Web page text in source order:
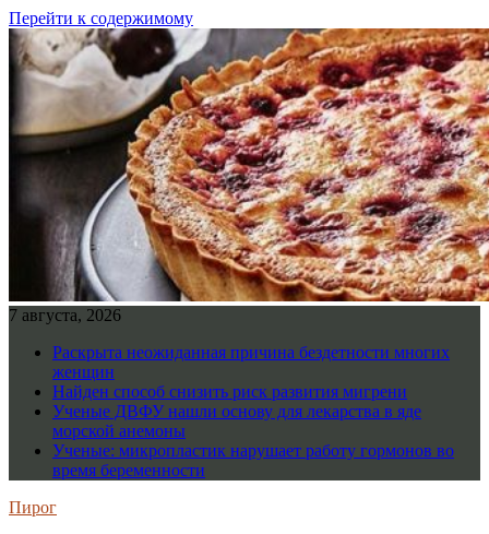
Перейти к содержимому
7 августа, 2026
Раскрыта неожиданная причина бездетности многих
женщин
Найден способ снизить риск развития мигрени
Ученые ДВФУ нашли основу для лекарства в яде
морской анемоны
Ученые: микропластик нарушает работу гормонов во
время беременности
Пирог